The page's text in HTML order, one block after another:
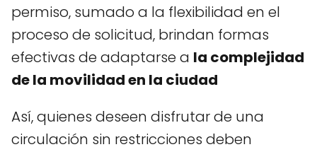
permiso, sumado a la flexibilidad en el
proceso de solicitud, brindan formas
efectivas de adaptarse a la complejidad
de la movilidad en la ciudad
Así, quienes deseen disfrutar de una
circulación sin restricciones deben